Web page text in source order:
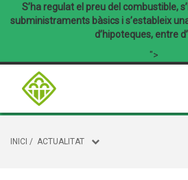
S’ha regulat el preu del combustible,
subministraments bàsics i s’estableix
d’hipoteques, entre
">
INICI / ACTUALITAT